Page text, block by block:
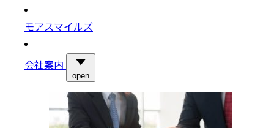
モアスマイルズ
会社案内
open